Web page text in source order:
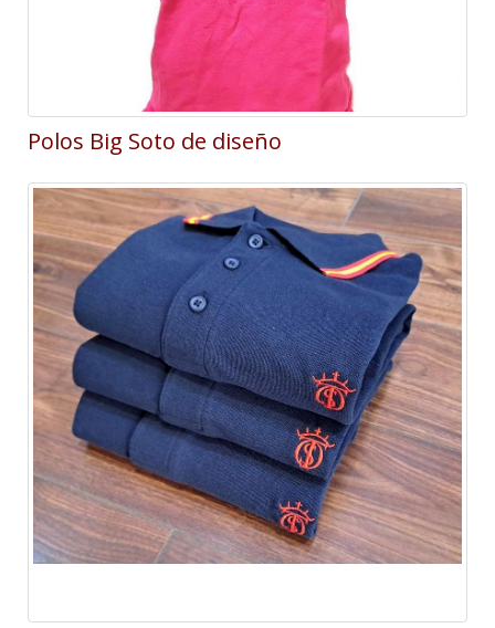
Polos Big Soto de diseño